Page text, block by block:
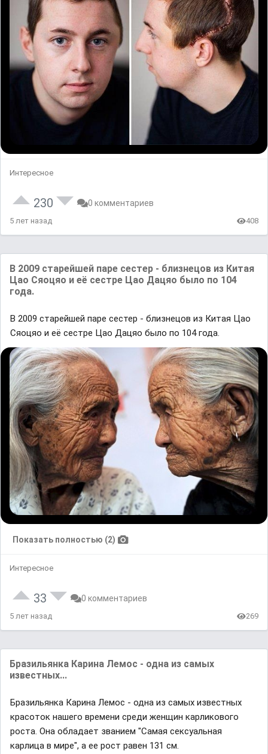
Интересное
230 0 комментариев
5 лет назад 408
В 2009 старейшей паре сестер - близнецов из Китая
Цао Сяоцяо и её cестре Цао Дацяо было по 104
года.
В 2009 старейшей паре сестер - близнецов из Китая Цао
Сяоцяо и её cестре Цао Дацяо было по 104 года.
Показать полностью (2)
Интересное
33 0 комментариев
5 лет назад 269
Бразильянка Карина Лемос - одна из самых
известных...
Бразильянка Карина Лемос - одна из самых известных
красоток нашего времени среди женщин карликового
роста. Она обладает званием "Самая сексуальная
карлица в мире", а ее рост равен 131 см.